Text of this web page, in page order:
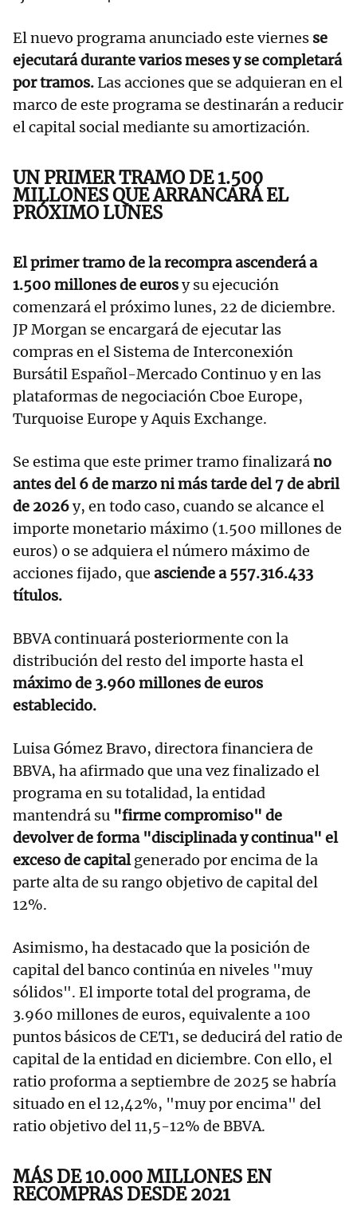
El nuevo programa anunciado este viernes se
ejecutará durante varios meses y se completará
por tramos.Las acciones que se adquieran en el
marco de este programa se destinarán a reducir
el capital social mediante su amortización.
UN PRIMER TRAMO DE 1.500
MILLONES QUE ARRANCARÁ EL
PRÓXIMO LUNES
El primer tramo de la recompra ascenderá a
1.500 millones de eurosy su ejecución
comenzará el próximo lunes, 22 de diciembre.
JP Morgan se encargará de ejecutar las
compras en el Sistema de Interconexión
Bursátil Español-Mercado Continuo y en las
plataformas de negociación Cboe Europe,
Turquoise Europe y Aquis Exchange.
Se estima que este primer tramo finalizaráno
antes del 6 de marzo ni más tarde del 7 de abril
de 2026y, en todo caso, cuando se alcance el
importe monetario máximo (1.500 millones de
euros) o se adquiera el número máximo de
acciones fijado, que asciende a 557.316.433
títulos.
BBVA continuará posteriormente con la
distribución del resto del importe hasta el
máximo de 3.960 millones de euros
establecido.
Luisa Gómez Bravo, directora financiera de
BBVA, ha afirmado que una vez finalizado el
programa en su totalidad, la entidad
mantendrá su "firme compromiso" de
devolver de forma "disciplinada y continua" el
exceso de capitalgenerado por encima de la
parte alta de su rango objetivo de capital del
12%.
Asimismo, ha destacado que la posición de
capital del banco continúa en niveles "muy
sólidos". El importe total del programa, de
3.960 millones de euros, equivalente a 100
puntos básicos de CET1, se deducirá del ratio de
capital de la entidad en diciembre. Con ello, el
ratio proforma a septiembre de 2025 se habría
situado en el 12,42%, "muy por encima" del
ratio objetivo del 11,5-12% de BBVA.
MÁS DE 10.000 MILLONES EN
RECOMPRAS DESDE 2021